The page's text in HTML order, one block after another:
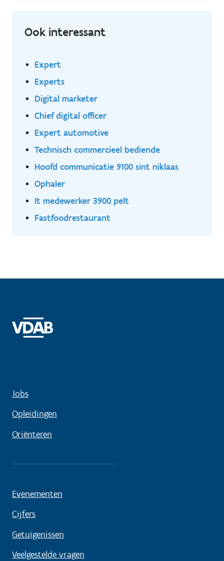
Ook interessant
Expert
Experts
Digital marketer
Chief digital officer
Expert automotive
Technisch commercieel bediende
Hoofd communicatie 9100 sint niklaas
Ophaler
It medewerker 3900 pelt
Fastfoodrestaurant
Jobs
Opleidingen
Oriënteren
Evenementen
Cijfers
Getuigenissen
Veelgestelde vragen